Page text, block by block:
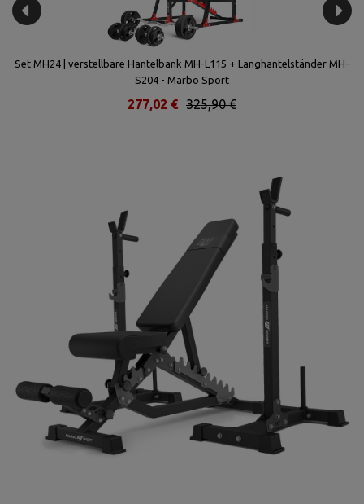
Set MH24 | verstellbare Hantelbank MH-L115 + Langhantelständer MH-
S204 - Marbo Sport
325,90 €
277,02 €